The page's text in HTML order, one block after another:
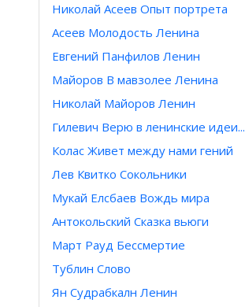
Николай Асеев Опыт портрета
Асеев Молодость Ленина
Евгений Панфилов Ленин
Майоров В мавзолее Ленина
Николай Майоров Ленин
Гилевич Верю в ленинские идеи...
Колас Живет между нами гений
Лев Квитко Сокольники
Мукай Елсбаев Вождь мира
Антокольский Сказка вьюги
Март Рауд Бессмертие
Тублин Слово
Ян Судрабкалн Ленин